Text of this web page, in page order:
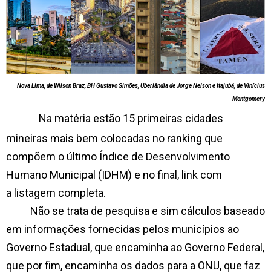
Nova Lima, de Wilson Braz, BH Gustavo Simões, Uberlândia de Jorge Nelson e Itajubá, de Vinícius
Montgomery
Na matéria estão 15 primeiras cidades
mineiras mais bem colocadas no ranking que
compõem o último Índice de Desenvolvimento
Humano Municipal (IDHM) e no final, link com
a listagem completa.
Não se trata de pesquisa e sim cálculos baseado
em informações fornecidas pelos municípios ao
Governo Estadual, que encaminha ao Governo Federal,
que por fim, encaminha os dados para a ONU, que faz